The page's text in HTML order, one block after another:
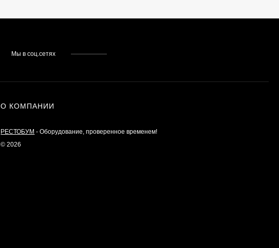
Мы в соц.сетях
О КОМПАНИИ
РЕСТОБУМ - Оборудование, проверенное временем!
© 2026